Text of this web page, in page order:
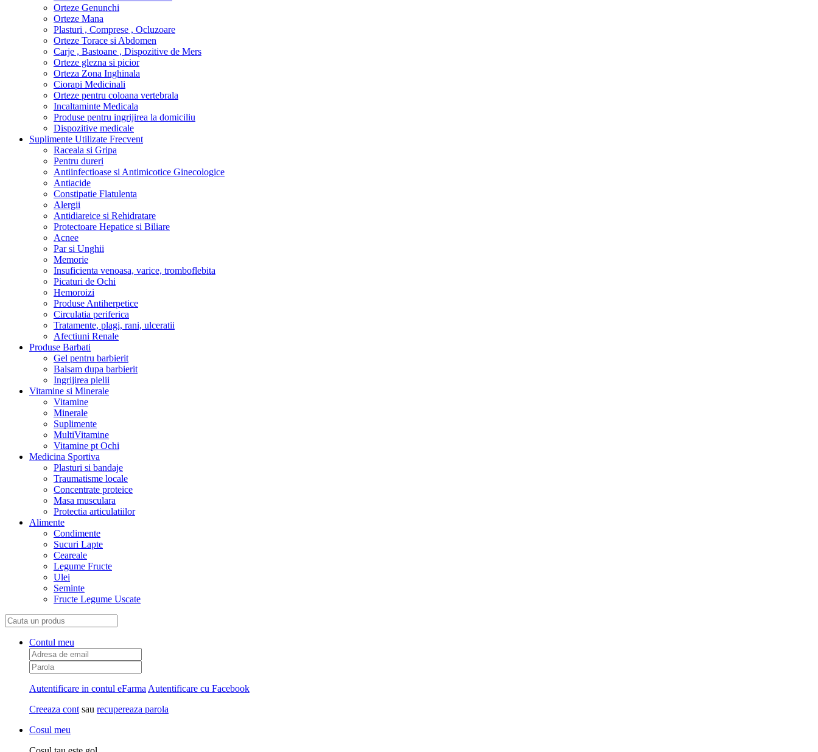
Orteze Genunchi
Orteze Mana
Plasturi , Comprese , Ocluzoare
Orteze Torace si Abdomen
Carje , Bastoane , Dispozitive de Mers
Orteze glezna si picior
Orteza Zona Inghinala
Ciorapi Medicinali
Orteze pentru coloana vertebrala
Incaltaminte Medicala
Produse pentru ingrijirea la domiciliu
Dispozitive medicale
Suplimente Utilizate Frecvent
Raceala si Gripa
Pentru dureri
Antiinfectioase si Antimicotice Ginecologice
Antiacide
Constipatie Flatulenta
Alergii
Antidiareice si Rehidratare
Protectoare Hepatice si Biliare
Acnee
Par si Unghii
Memorie
Insuficienta venoasa, varice, tromboflebita
Picaturi de Ochi
Hemoroizi
Produse Antiherpetice
Circulatia periferica
Tratamente, plagi, rani, ulceratii
Afectiuni Renale
Produse Barbati
Gel pentru barbierit
Balsam dupa barbierit
Ingrijirea pielii
Vitamine si Minerale
Vitamine
Minerale
Suplimente
MultiVitamine
Vitamine pt Ochi
Medicina Sportiva
Plasturi si bandaje
Traumatisme locale
Concentrate proteice
Masa musculara
Protectia articulatiilor
Alimente
Condimente
Sucuri Lapte
Ceareale
Legume Fructe
Ulei
Seminte
Fructe Legume Uscate
Contul meu
Autentificare in contul eFarma Autentificare cu Facebook
Creeaza cont sau recupereaza parola
Cosul meu